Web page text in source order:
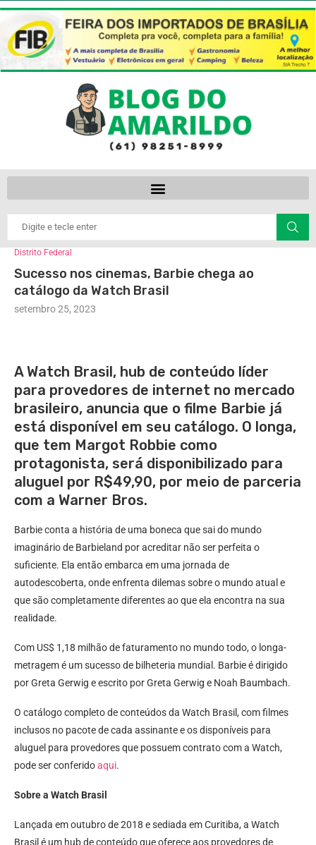
Distrito Federal
Sucesso nos cinemas, Barbie chega ao
catálogo da Watch Brasil
setembro 25, 2023
A Watch Brasil, hub de conteúdo líder
para provedores de internet no mercado
brasileiro, anuncia que o filme Barbie já
está disponível em seu catálogo. O longa,
que tem Margot Robbie como
protagonista, será disponibilizado para
aluguel por R$49,90, por meio de parceria
com a Warner Bros.
Barbie conta a história de uma boneca que sai do mundo
imaginário de Barbieland por acreditar não ser perfeita o
suficiente. Ela então embarca em uma jornada de
autodescoberta, onde enfrenta dilemas sobre o mundo atual e
que são completamente diferentes ao que ela encontra na sua
realidade.
Com US$ 1,18 milhão de faturamento no mundo todo, o longa-
metragem é um sucesso de bilheteria mundial. Barbie é dirigido
por Greta Gerwig e escrito por Greta Gerwig e Noah Baumbach.
O catálogo completo de conteúdos da Watch Brasil, com filmes
inclusos no pacote de cada assinante e os disponíveis para
aluguel para provedores que possuem contrato com a Watch,
pode ser conferidoaqui.
Sobre a Watch Brasil
Lançada em outubro de 2018 e sediada em Curitiba, a Watch
Brasil é um hub de conteúdo que oferece aos provedores de